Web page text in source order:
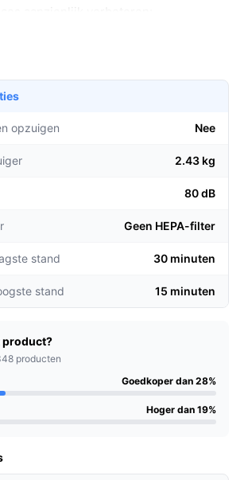
waardoor je elke centimeter van je
gebruikstijd:
Met een batterijduur van
schoonmaken. Perfect voor
Het 0,40 liter verzamelreservoir
eenvoudig en voorkomt extra
met kinderen of huisdieren, en
zoek is naar een snelle en gemakkelijke
schoonmaken.
t.o.v. alternatieven
modellen?
opzuigen Nee
2.43 kg
80 dB
Geen HEPA-filter
stand 30 minuten
stand 15 minuten
product?
producten
Goedkoper dan 28%
Hoger dan 19%